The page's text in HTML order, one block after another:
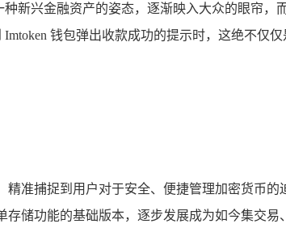
新兴金融资产的姿态，逐渐映入大众的眼帘，
钱包弹出收款成功的提示时，这绝不仅
准捕捉到用户对于安全、便捷管理加密货币
储功能的基础版本，逐步发展成为如今集交